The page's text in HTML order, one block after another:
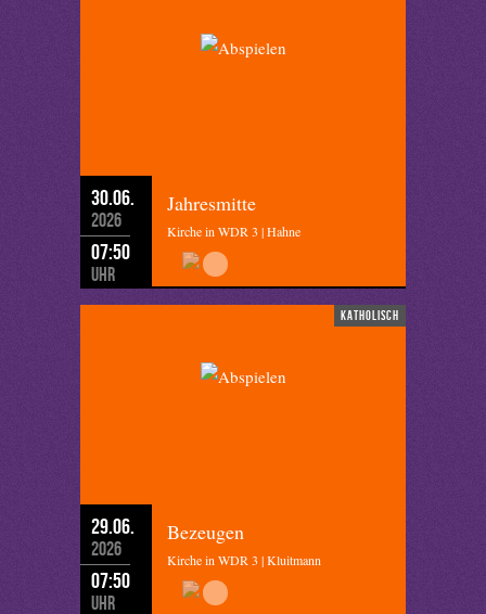
30.06.
2026
07:50
Uhr
Jahresmitte
Kirche in WDR 3 | Hahne
katholisch
29.06.
2026
07:50
Uhr
Bezeugen
Kirche in WDR 3 | Kluitmann